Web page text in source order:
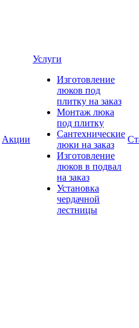
Акции
Услуги
Изготовление
люков под
плитку на заказ
Монтаж люка
под плитку
Сантехнические
люки на заказ
Изготовление
люков в подвал
на заказ
Установка
чердачной
лестницы